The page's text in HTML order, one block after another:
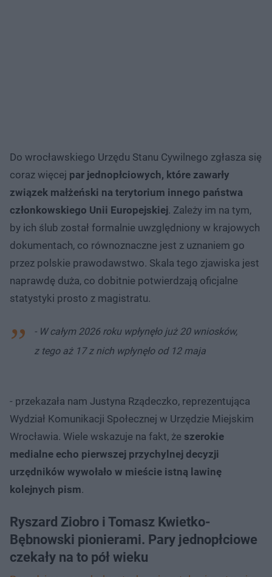
Do wrocławskiego Urzędu Stanu Cywilnego zgłasza się
coraz więcej par jednopłciowych, które zawarły
związek małżeński na terytorium innego państwa
członkowskiego Unii Europejskiej. Zależy im na tym,
by ich ślub został formalnie uwzględniony w krajowych
dokumentach, co równoznaczne jest z uznaniem go
przez polskie prawodawstwo. Skala tego zjawiska jest
naprawdę duża, co dobitnie potwierdzają oficjalne
statystyki prosto z magistratu.
- W całym 2026 roku wpłynęło już 20 wniosków,
z tego aż 17 z nich wpłynęło od 12 maja
- przekazała nam Justyna Rządeczko, reprezentująca
Wydział Komunikacji Społecznej w Urzędzie Miejskim
Wrocławia. Wiele wskazuje na fakt, że szerokie
medialne echo pierwszej przychylnej decyzji
urzędników wywołało w mieście istną lawinę
kolejnych pism.
Ryszard Ziobro i Tomasz Kwietko-
Bębnowski pionierami. Pary jednopłciowe
czekały na to pół wieku